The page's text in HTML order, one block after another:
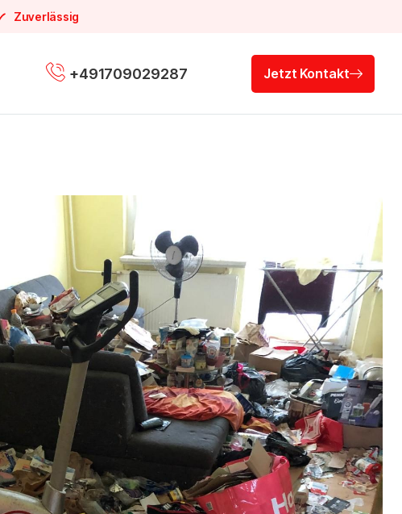
Zuverlässig
+491709029287 Jetzt Kontakt